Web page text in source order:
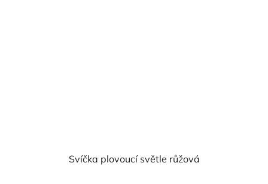
Svíčka plovoucí světle růžová